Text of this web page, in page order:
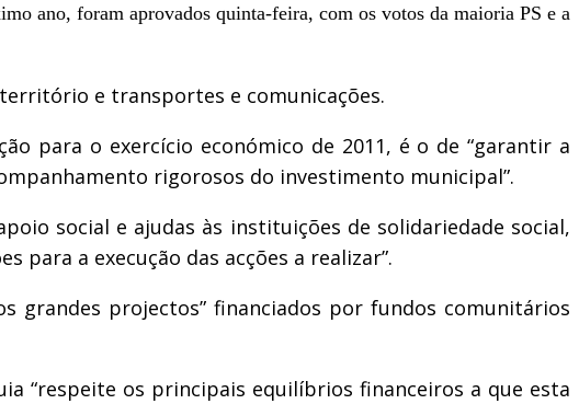
ano, foram aprovados quinta-feira, com os votos da maioria PS e a
e transportes e comunicações.
para o exercício económico de 2011, é o de “garantir a
rigorosos do investimento municipal”.
social e ajudas às instituições de solidariedade social,
a execução das acções a realizar”.
grandes projectos” financiados por fundos comunitários
“respeite os principais equilíbrios financeiros a que esta